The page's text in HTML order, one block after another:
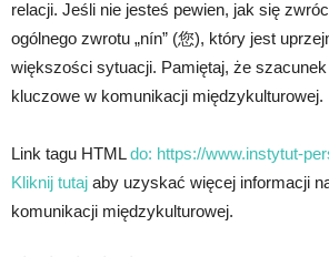
relacji. Jeśli nie jesteś pewien, jak się
ogólnego zwrotu „nín” (您), który jest
większości sytuacji. Pamiętaj, że
kluczowe w komunikacji międzykulturowej.
Link tagu HTMLdo: https://www.instytut-
Kliknij tutaj aby uzyskać więcej informacji
komunikacji międzykulturowej.